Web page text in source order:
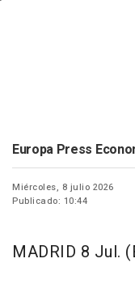
Europa Press
Miércoles, 8 julio 2026
Publicado: 10:44
MADRID 8 Jul.